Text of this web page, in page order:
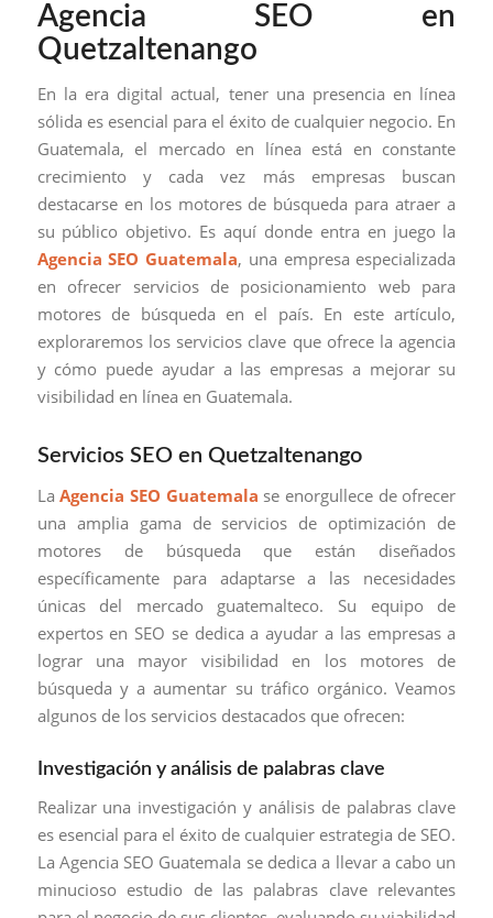
Agencia SEO en
Quetzaltenango
En la era digital actual, tener una presencia en línea
sólida es esencial para el éxito de cualquier negocio. En
Guatemala, el mercado en línea está en constante
crecimiento y cada vez más empresas buscan
destacarse en los motores de búsqueda para atraer a
su público objetivo. Es aquí donde entra en juego la
Agencia SEO Guatemala, una empresa especializada
en ofrecer servicios de posicionamiento web para
motores de búsqueda en el país. En este artículo,
exploraremos los servicios clave que ofrece la agencia
y cómo puede ayudar a las empresas a mejorar su
visibilidad en línea en Guatemala.
Servicios SEO en Quetzaltenango
LaAgencia SEO Guatemala se enorgullece de ofrecer
una amplia gama de servicios de optimización de
motores de búsqueda que están diseñados
específicamente para adaptarse a las necesidades
únicas del mercado guatemalteco. Su equipo de
expertos en SEO se dedica a ayudar a las empresas a
lograr una mayor visibilidad en los motores de
búsqueda y a aumentar su tráfico orgánico. Veamos
algunos de los servicios destacados que ofrecen:
Investigación y análisis de palabras clave
Realizar una investigación y análisis de palabras clave
es esencial para el éxito de cualquier estrategia de SEO.
La Agencia SEO Guatemala se dedica a llevar a cabo un
minucioso estudio de las palabras clave relevantes